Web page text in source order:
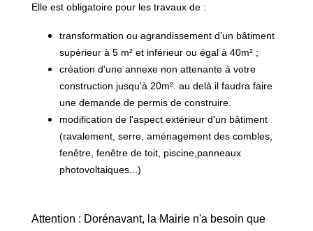
Elle est obligatoire pour les travaux de :
transformation ou agrandissement d’un bâtiment
supérieur à 5 m² et inférieur ou égal à 40m² ;
création d'une annexe non attenante à votre
construction jusqu'à 20m². au delà il faudra faire
une demande de permis de construire.
modification de l'aspect extérieur d'un bâtiment
(ravalement, serre, aménagement des combles,
fenêtre, fenêtre de toit, piscine,panneaux
photovoltaiques...)
Attention : Dorénavant, la Mairie n'a besoin que